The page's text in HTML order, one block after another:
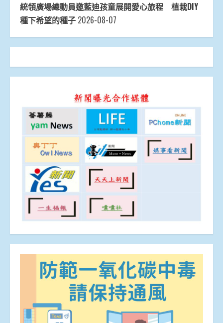
統領廣場總動員邀藍迪孩童展開愛心旅程 植栽DIY
種下希望的種子 2026-08-07